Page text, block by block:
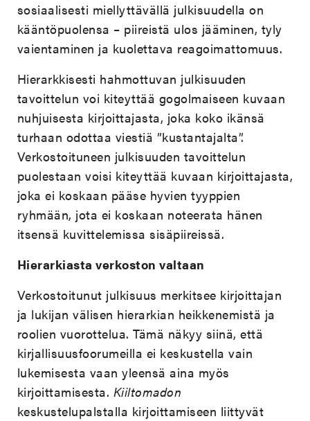
sosiaalisesti miellyttävällä julkisuudella on
kääntöpuolensa – piireistä ulos jääminen, tyly
vaientaminen ja kuolettava reagoimattomuus.
Hierarkkisesti hahmottuvan julkisuuden
tavoittelun voi kiteyttää gogolmaiseen kuvaan
nuhjuisesta kirjoittajasta, joka koko ikänsä
turhaan odottaa viestiä ”kustantajalta”.
Verkostoituneen julkisuuden tavoittelun
puolestaan voisi kiteyttää kuvaan kirjoittajasta,
joka ei koskaan pääse hyvien tyyppien
ryhmään, jota ei koskaan noteerata hänen
itsensä kuvittelemissa sisäpiireissä.
Hierarkiasta verkoston valtaan
Verkostoitunut julkisuus merkitsee kirjoittajan
ja lukijan välisen hierarkian heikkenemistä ja
roolien vuorottelua. Tämä näkyy siinä, että
kirjallisuusfoorumeilla ei keskustella vain
lukemisesta vaan yleensä aina myös
kirjoittamisesta. Kiiltomadon
keskustelupalstalla kirjoittamiseen liittyvät